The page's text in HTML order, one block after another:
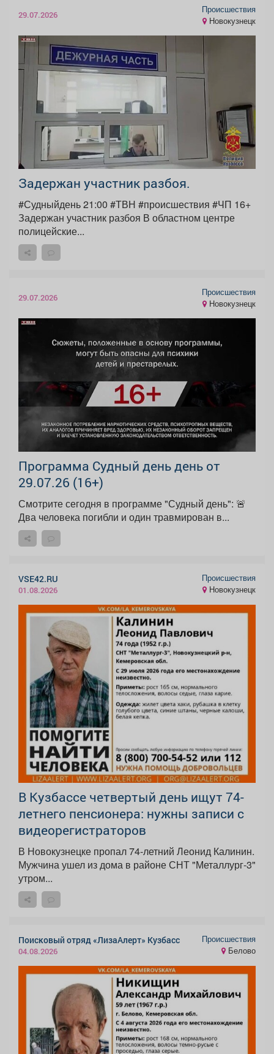
29.07.2026
Происшествия
Новокузнецк
Задержан участник разбоя.
#Судныйдень 21:00 #ТВН #происшествия #ЧП 16+
Задержан участник разбоя В областном центре
полицейские...
29.07.2026
Происшествия
Новокузнецк
Программа Судный день день от
29.07.26 (16+)
Смотрите сегодня в программе "Судный день": 🚨
Два человека погибли и один травмирован в...
VSE42.RU
01.08.2026
Происшествия
Новокузнецк
В Кузбассе четвертый день ищут 74-
летнего пенсионера: нужны записи с
видеорегистраторов
В Новокузнецке пропал 74-летний Леонид Калинин.
Мужчина ушел из дома в районе СНТ "Металлург-3"
утром...
Поисковый отряд «ЛизаАлерт» Кузбасс
04.08.2026
Происшествия
Белово